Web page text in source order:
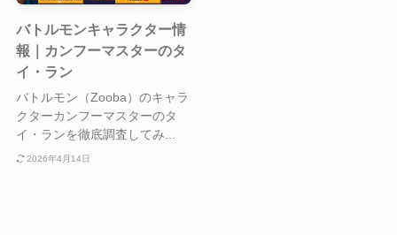
バトルモンキャラクター情
報｜カンフーマスターのタ
イ・ラン
バトルモン（Zooba）のキャラ
クターカンフーマスターのタ
イ・ランを徹底調査してみ...
2026年4月14日